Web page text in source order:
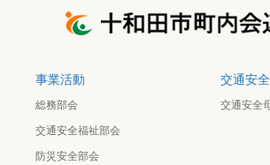
事業活動
総務部会
交通安全福祉部会
防災安全部会
交通安
交通安全